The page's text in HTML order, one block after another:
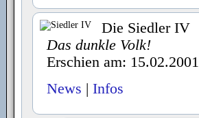
Die Siedler IV
Das dunkle Volk!
Erschien am: 15.02.2001
News | Infos